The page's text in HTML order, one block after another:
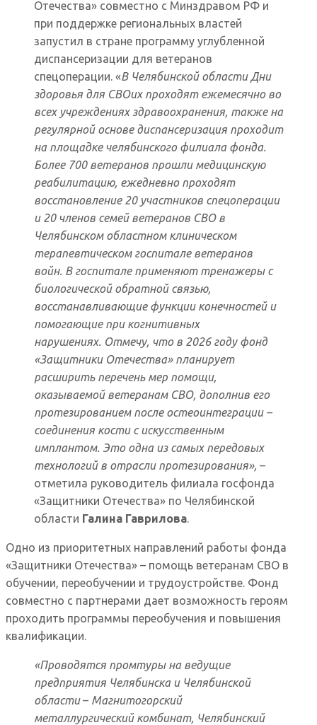
Отечества» совместно с Минздравом РФ и
при поддержке региональных властей
запустил в стране программу углубленной
диспансеризации для ветеранов
спецоперации. «В Челябинской области Дни
здоровья для СВОих проходят ежемесячно во
всех учреждениях здравоохранения, также на
регулярной основе диспансеризация проходит
на площадке челябинского филиала фонда.
Более 700 ветеранов прошли медицинскую
реабилитацию, ежедневно проходят
восстановление 20 участников спецоперации
и 20 членов семей ветеранов СВО в
Челябинском областном клиническом
терапевтическом госпитале ветеранов
войн. В госпитале применяют тренажеры с
биологической обратной связью,
восстанавливающие функции конечностей и
помогающие при когнитивных
нарушениях. Отмечу, что в 2026 году фонд
«Защитники Отечества» планирует
расширить перечень мер помощи,
оказываемой ветеранам СВО, дополнив его
протезированием после остеоинтеграции –
соединения кости с искусственным
имплантом. Это одна из самых передовых
технологий в отрасли протезирования», –
отметила руководитель филиала госфонда
«Защитники Отечества» по Челябинской
области Галина Гаврилова.
Одно из приоритетных направлений работы фонда
«Защитники Отечества» – помощь ветеранам СВО в
обучении, переобучении и трудоустройстве. Фонд
совместно с партнерами дает возможность героям
проходить программы переобучения и повышения
квалификации.
«Проводятся промтуры на ведущие
предприятия Челябинска и Челябинской
области– Магнитогорский
металлургический комбинат, Челябинский